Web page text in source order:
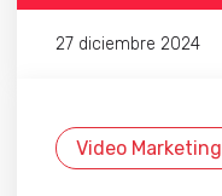
27 diciembre 2024
Video Marketing